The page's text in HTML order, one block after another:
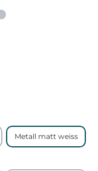
Metall matt weiss